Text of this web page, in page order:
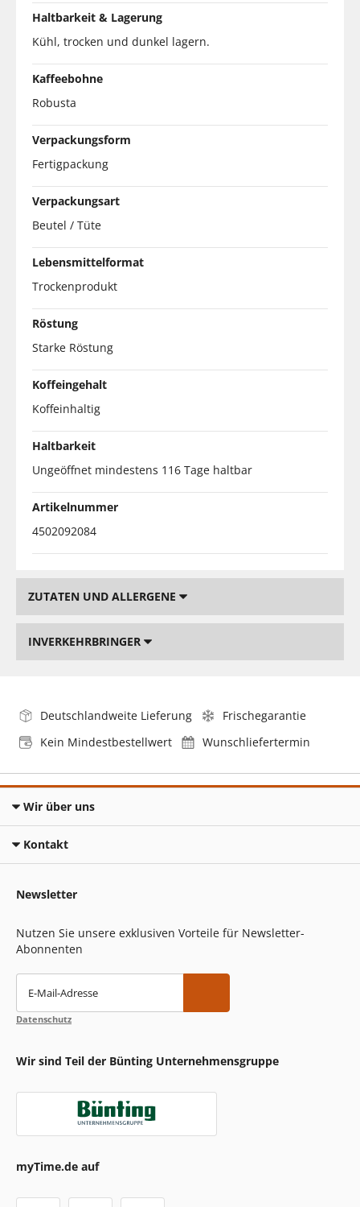
Haltbarkeit & Lagerung
Kühl, trocken und dunkel lagern.
Kaffeebohne
Robusta
Verpackungsform
Fertigpackung
Verpackungsart
Beutel / Tüte
Lebensmittelformat
Trockenprodukt
Röstung
Starke Röstung
Koffeingehalt
Koffeinhaltig
Haltbarkeit
Ungeöffnet mindestens 116 Tage haltbar
Artikelnummer
4502092084
ZUTATEN UND ALLERGENE
INVERKEHRBRINGER
Deutschlandweite Lieferung
Frischegarantie
Kein Mindestbestellwert
Wunschliefertermin
Wir über uns
Kontakt
Newsletter
Nutzen Sie unsere exklusiven Vorteile für Newsletter-
Abonnenten
E-Mail-Adresse
Datenschutz
Wir sind Teil der Bünting Unternehmensgruppe
myTime.de auf